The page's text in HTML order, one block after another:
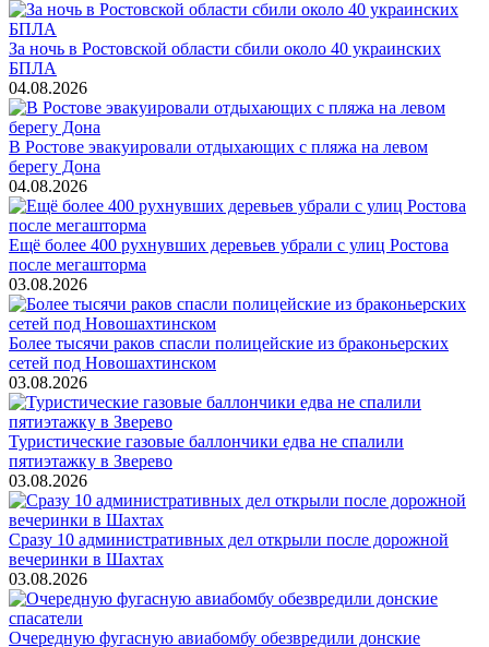
За ночь в Ростовской области сбили около 40 украинских
БПЛА
04.08.2026
В Ростове эвакуировали отдыхающих с пляжа на левом
берегу Дона
04.08.2026
Ещё более 400 рухнувших деревьев убрали с улиц Ростова
после мегашторма
03.08.2026
Более тысячи раков спасли полицейские из браконьерских
сетей под Новошахтинском
03.08.2026
Туристические газовые баллончики едва не спалили
пятиэтажку в Зверево
03.08.2026
Сразу 10 административных дел открыли после дорожной
вечеринки в Шахтах
03.08.2026
Очередную фугасную авиабомбу обезвредили донские